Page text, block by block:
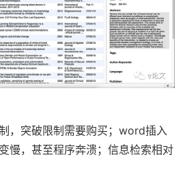
，突破限制需要购买；word插入
慢，甚至程序奔溃；信息检索相对